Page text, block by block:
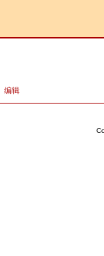
编辑